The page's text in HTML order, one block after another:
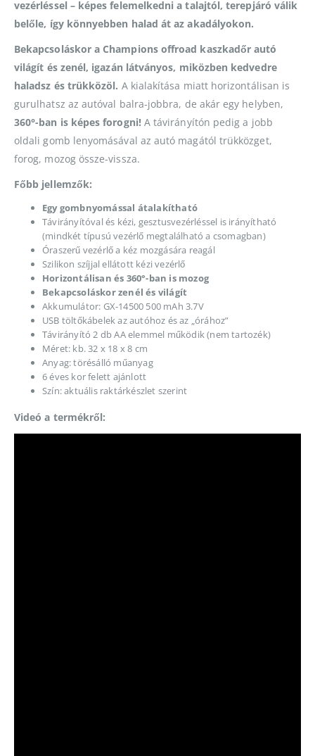
vezérléssel – képes felemelkedni a talajtól, terepjáró válik
belőle, így könnyebben halad át az akadályokon.
Bekapcsoláskor a Champions offroad kaszkadőr autó
világít és zenél, igazán látványos, miközben kedvedre
haladsz és trükközöl. A kialakítása miatt horizontálisan is
gurulhatsz az autóval balra-jobbra, de akár egy helyben,
360°-ban is képes forogni! A távirányítón pedig a jobb
oldali gomb lenyomásával az autó magától trükközget,
forog, mozog össze-vissza.
Főbb jellemzők:
Egy gombnyomással átalakítható
Távirányítóval és kézi, gesztusvezérléssel is irányítható
(mindkét típusú vezérlő megtalálható a csomagban)
Óraszerű vezérlő a kéz mozgására reagál
Szilikon szíjjal ellátott kézi vezérlő
Horizontálisan és 360°-ban is mozog
Bekapcsoláskor zenél és világít
Akkumulátor: GX-14500 500 mAh 3.7V
USB töltőkábelek az autóhoz és az „órához”
Távirányító 2 db AA elemmel működik (nem tartozék)
Méret: kb. 32 x 18 x 8 cm
Anyag: törésálló műanyag
6 éves kor felett ajánlott
Szín: aktuális raktárkészlet szerint
Videó a termékről: